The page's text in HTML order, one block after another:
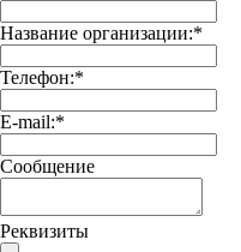
Название организации:*
Телефон:*
E-mail:*
Сообщение
Реквизиты